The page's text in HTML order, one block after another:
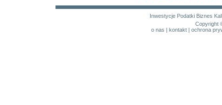
Inwestycje Podatki Biznes
Copyright
o nas | kontakt| ochrona